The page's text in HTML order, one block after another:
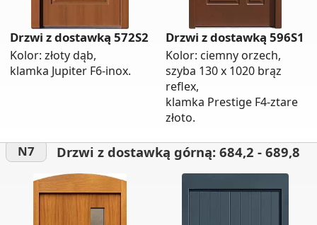
Drzwi z dostawką 572S2
Kolor: złoty dąb,
klamka Jupiter F6-inox.
Drzwi z dostawką 596S1
Kolor: ciemny orzech,
szyba 130 x 1020 brąz
reflex,
klamka Prestige F4-ztare
złoto.
N7 Drzwi z dostawką górną: 684,2 - 689,8